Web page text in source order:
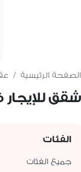
الصفحة الرئيسية /
شقق
الفئات
جميع الفئات